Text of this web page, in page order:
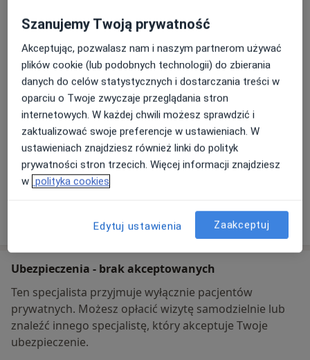
Gabinet
Rokietnicka 4,62-080 Tarnowo Podgórne
Powiększ mapęotwiera się w nowej karcie
Dostępność
W tym gabinecie nie można umawiać wizyt przez
internet
Co mam zrobić w tej sytuacji?
o adresie
Ubezpieczenia - brak akceptowanych
Ten specjalista przyjmuje wyłącznie pacjentów
prywatnych. Możesz opłacić wizytę samodzielnie lub
znaleźć innego specjalistę, który akceptuje Twoje
ubezpieczenie.
Szanujemy Twoją prywatność
Akceptując, pozwalasz nam i naszym partnerom używać
plików cookie (lub podobnych technologii) do zbierania
danych do celów statystycznych i dostarczania treści w
oparciu o Twoje zwyczaje przeglądania stron
internetowych. W każdej chwili możesz sprawdzić i
zaktualizować swoje preferencje w ustawieniach. W
ustawieniach znajdziesz również linki do polityk
prywatności stron trzecich. Więcej informacji znajdziesz
w polityka cookies
Edytuj ustawienia Zaakceptuj